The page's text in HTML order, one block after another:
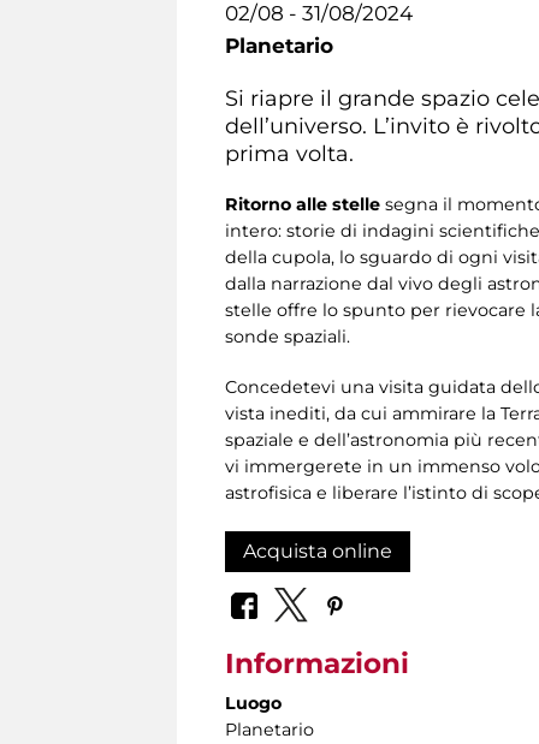
02/08 - 31/08/2024
Planetario
Si riapre il grande spazio
dell’universo. L’invito è
prima volta.
Ritorno alle stelle segna il
intero: storie di indagini
della cupola, lo sguardo di ogni
dalla narrazione dal vivo degli
stelle offre lo spunto per rievocare
sonde spaziali.
Concedetevi una visita guidata
vista inediti, da cui ammirare la
spaziale e dell’astronomia più
vi immergerete in un immenso
astrofisica e liberare l’istinto di
Acquista online
Informazioni
Luogo
Planetario